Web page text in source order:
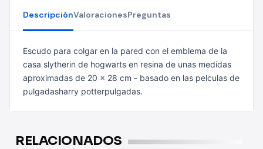
DescripciónValoracionesPreguntas
Escudo para colgar en la pared con el emblema de la
casa slytherin de hogwarts en resina de unas medidas
aproximadas de 20 x 28 cm - basado en las pelculas de
pulgadasharry potterpulgadas.
RELACIONADOS